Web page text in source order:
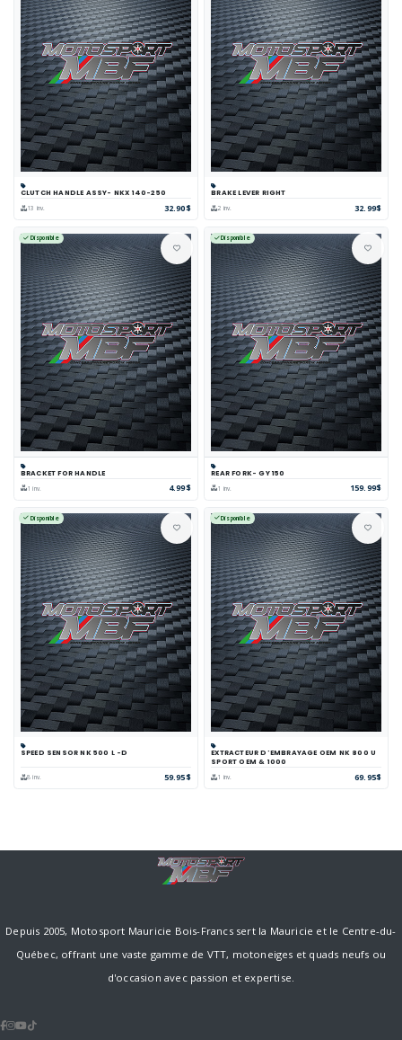
CLUTCH HANDLE ASSY- NKX 140-250
13 inv. 32.90$
BRAKE LEVER RIGHT
2 inv. 32.99$
Disponible
BRACKET FOR HANDLE
1 inv. 4.99$
Disponible
REAR FORK- GY 150
1 inv. 159.99$
Disponible
SPEED SENSOR NK 500 L -D
8 inv. 59.95$
Disponible
EXTRACTEUR D'EMBRAYAGE OEM NK 800 U
SPORT OEM & 1000
1 inv. 69.95$
Depuis 2005, Motosport Mauricie Bois-Francs sert la Mauricie et le Centre-du-
Québec, offrant une vaste gamme de VTT, motoneiges et quads neufs ou
d'occasion avec passion et expertise.